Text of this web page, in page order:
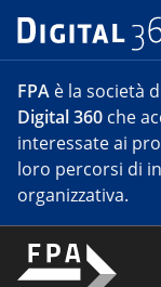
FPA è la società
Digital 360 che
interessate ai
loro percorsi di
organizzativa.